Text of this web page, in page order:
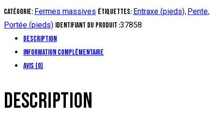
Catégorie: Fermes massives Étiquettes: Entraxe (pieds), Pente,
Portée (pieds) Identifiant du produit :37858
Description
Information complémentaire
Avis (0)
DESCRIPTION